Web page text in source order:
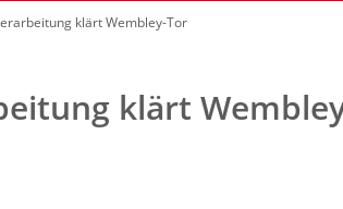
klärt Wembley-Tor
klärt